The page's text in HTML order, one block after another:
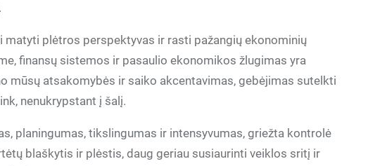
matyti plėtros perspektyvas ir rasti pažangių ekonominių
finansų sistemos ir pasaulio ekonomikos žlugimas yra
mūsų atsakomybės ir saiko akcentavimas, gebėjimas sutelkti
nenukrypstant į šalį.
planingumas, tikslingumas ir intensyvumas, griežta kontrolė
blaškytis ir plėstis, daug geriau susiaurinti veiklos sritį ir